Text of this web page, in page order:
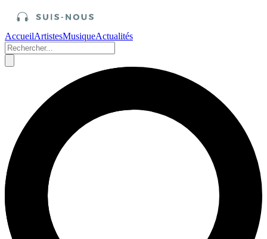
AccueilArtistesMusiqueActualités